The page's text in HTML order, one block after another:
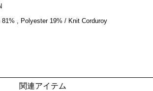
81% , Polyester 19% / Knit Corduroy
関連アイテム